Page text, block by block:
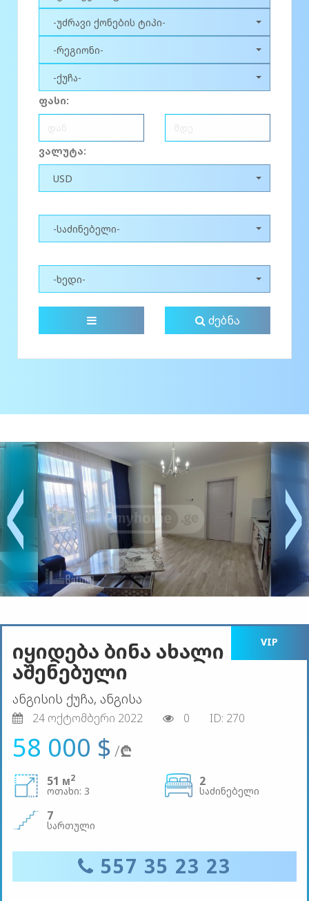
-უძრავი ქონების ტიპი-
-რეგიონი-
-ქუჩა-
ფასი:
ვალუტა:
USD
-საძინებელი-
-ხედი-
ძებნა
VIP
იყიდება ბინა ახალი
აშენებული
ანგისის ქუჩა, ანგისა
24 ოქტომბერი 2022 0 ID: 270
58 000 $ /₾
51 м2
ოთახი: 3
2
საძინებელი
7
სართული
557 35 23 23